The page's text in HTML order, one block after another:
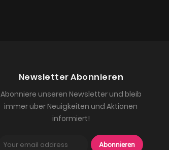
Newsletter Abonnieren
Abonniere unseren Newsletter und bleib
immer über Neuigkeiten und Aktionen
informiert!
Abonnieren